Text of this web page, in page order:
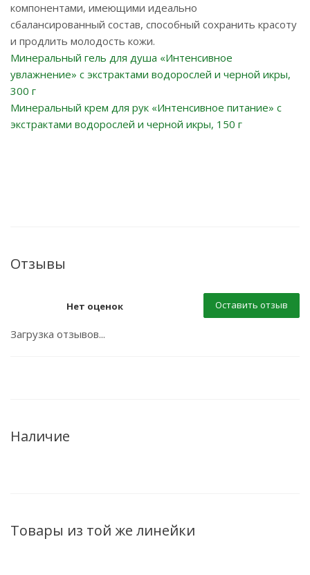
компонентами, имеющими идеально
сбалансированный состав, способный сохранить красоту
и продлить молодость кожи.
Минеральный гель для душа «Интенсивное
увлажнение» с экстрактами водорослей и черной икры,
300 г
Минеральный крем для рук «Интенсивное питание» с
экстрактами водорослей и черной икры, 150 г
Отзывы
Нет оценок Оставить отзыв
Загрузка отзывов...
Наличие
Товары из той же линейки